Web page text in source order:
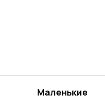
Маленькие